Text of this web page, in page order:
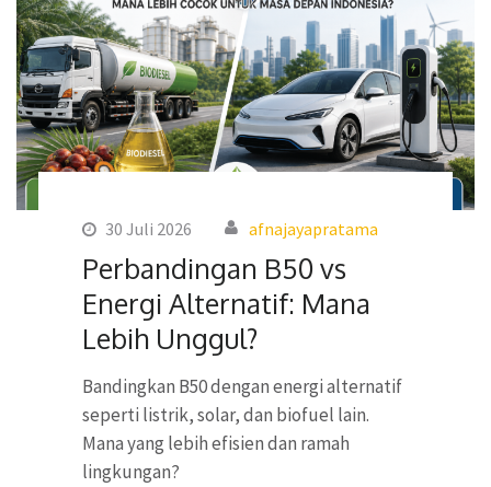
30 Juli 2026 afnajayapratama
Perbandingan B50 vs
Energi Alternatif: Mana
Lebih Unggul?
Bandingkan B50 dengan energi alternatif
seperti listrik, solar, dan biofuel lain.
Mana yang lebih efisien dan ramah
lingkungan?